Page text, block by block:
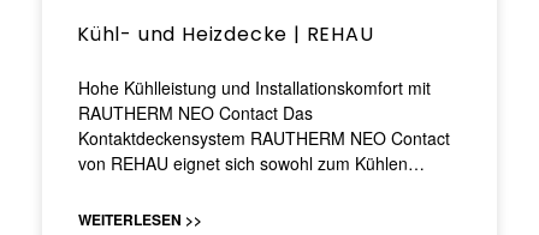
Kühl- und Heizdecke | REHAU
Hohe Kühlleistung und Installationskomfort mit
RAUTHERM NEO Contact Das
Kontaktdeckensystem RAUTHERM NEO Contact
von REHAU eignet sich sowohl zum Kühlen…
WEITERLESEN >>